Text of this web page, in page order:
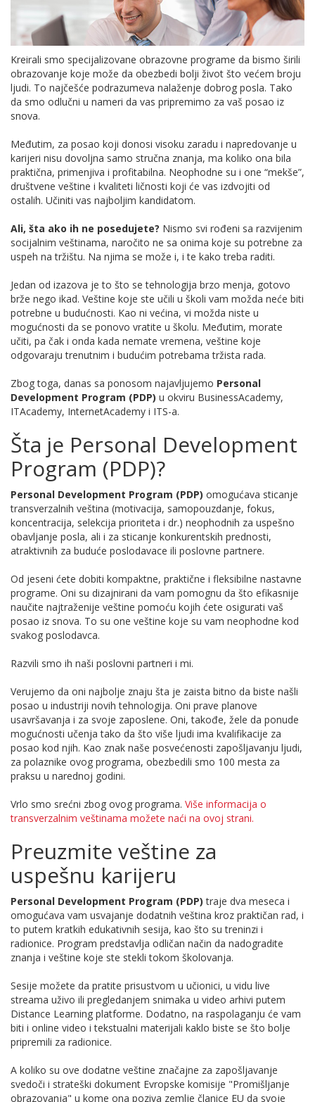
Kreirali smo specijalizovane obrazovne programe da bismo širili
obrazovanje koje može da obezbedi bolji život što većem broju
ljudi. To najčešće podrazumeva nalaženje dobrog posla. Tako
da smo odlučni u nameri da vas pripremimo za vaš posao iz
snova.
Međutim, za posao koji donosi visoku zaradu i napredovanje u
karijeri nisu dovoljna samo stručna znanja, ma koliko ona bila
praktična, primenjiva i profitabilna. Neophodne su i one “mekše”,
društvene veštine i kvaliteti ličnosti koji će vas izdvojiti od
ostalih. Učiniti vas najboljim kandidatom.
Ali, šta ako ih ne posedujete? Nismo svi rođeni sa razvijenim
socijalnim veštinama, naročito ne sa onima koje su potrebne za
uspeh na tržištu. Na njima se može i, i te kako treba raditi.
Jedan od izazova je to što se tehnologija brzo menja, gotovo
brže nego ikad. Veštine koje ste učili u školi vam možda neće biti
potrebne u budućnosti. Kao ni većina, vi možda niste u
mogućnosti da se ponovo vratite u školu. Međutim, morate
učiti, pa čak i onda kada nemate vremena, veštine koje
odgovaraju trenutnim i budućim potrebama tržista rada.
Zbog toga, danas sa ponosom najavljujemo Personal
Development Program (PDP) u okviru BusinessAcademy,
ITAcademy, InternetAcademy i ITS-a.
Šta je Personal Development
Program (PDP)?
Personal Development Program (PDP) omogućava sticanje
transverzalnih veština (motivacija, samopouzdanje, fokus,
koncentracija, selekcija prioriteta i dr.) neophodnih za uspešno
obavljanje posla, ali i za sticanje konkurentskih prednosti,
atraktivnih za buduće poslodavace ili poslovne partnere.
Od jeseni ćete dobiti kompaktne, praktične i fleksibilne nastavne
programe. Oni su dizajnirani da vam pomognu da što efikasnije
naučite najtraženije veštine pomoću kojih ćete osigurati vaš
posao iz snova. To su one veštine koje su vam neophodne kod
svakog poslodavca.
Razvili smo ih naši poslovni partneri i mi.
Verujemo da oni najbolje znaju šta je zaista bitno da biste našli
posao u industriji novih tehnologija. Oni prave planove
usavršavanja i za svoje zaposlene. Oni, takođe, žele da ponude
mogućnosti učenja tako da što više ljudi ima kvalifikacije za
posao kod njih. Kao znak naše posvećenosti zapošljavanju ljudi,
za polaznike ovog programa, obezbedili smo 100 mesta za
praksu u narednoj godini.
Vrlo smo srećni zbog ovog programa. Više informacija o
transverzalnim veštinama možete naći na ovoj strani.
Preuzmite veštine za
uspešnu karijeru
Personal Development Program (PDP) traje dva meseca i
omogućava vam usvajanje dodatnih veština kroz praktičan rad, i
to putem kratkih edukativnih sesija, kao što su treninzi i
radionice. Program predstavlja odličan način da nadogradite
znanja i veštine koje ste stekli tokom školovanja.
Sesije možete da pratite prisustvom u učionici, u vidu live
streama uživo ili pregledanjem snimaka u video arhivi putem
Distance Learning platforme. Dodatno, na raspolaganju će vam
biti i online video i tekstualni materijali kaklo biste se što bolje
pripremili za radionice.
A koliko su ove dodatne veštine značajne za zapošljavanje
svedoči i strateški dokument Evropske komisije "Promišljanje
obrazovanja" u kome ona poziva zemlje članice EU da svoje